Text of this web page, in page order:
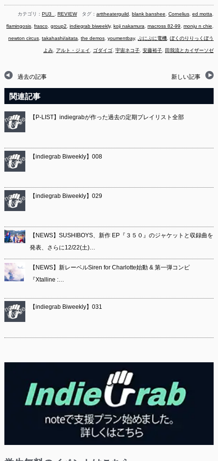
カテゴリ：PU3_ ,REVIEWタグ：arttheaterguild ,blank banshee ,Cornelius ,ed motta
flamingosis ,frasco ,group2 ,indiegrab biweekly,koji nakamura ,macross 82-99 ,monju n chie
newton circus ,takahashi/aitata ,the demos ,youmentbay, ぷにぷに電機 ,ぼくのりりっくぼう
よみ アルト・ジェイ ゴダイゴ ,宇宙ネコ子 ,安藤裕子 田我流とカイザーソゼ
過去の記事 新しい記事
関連記事
【P-LIST】indiegrabが作った過去の定期プレイリスト全部
【indiegrab Biweekly】008
【indiegrab Biweekly】029
【NEWS】SUSHIBOYS、新作 EP『３５０』のジャケットと収録曲を
発表、さらに12/22(土)…
【NEWS】新レーベルSiren for Charlotte始動 & 第一弾コンピ
『Xtalline :…
【indiegrab Biweekly】031